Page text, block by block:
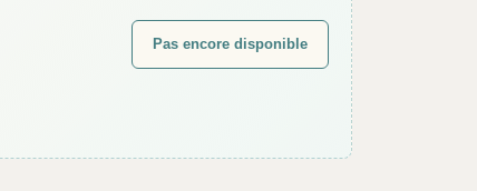
Pas encore disponible